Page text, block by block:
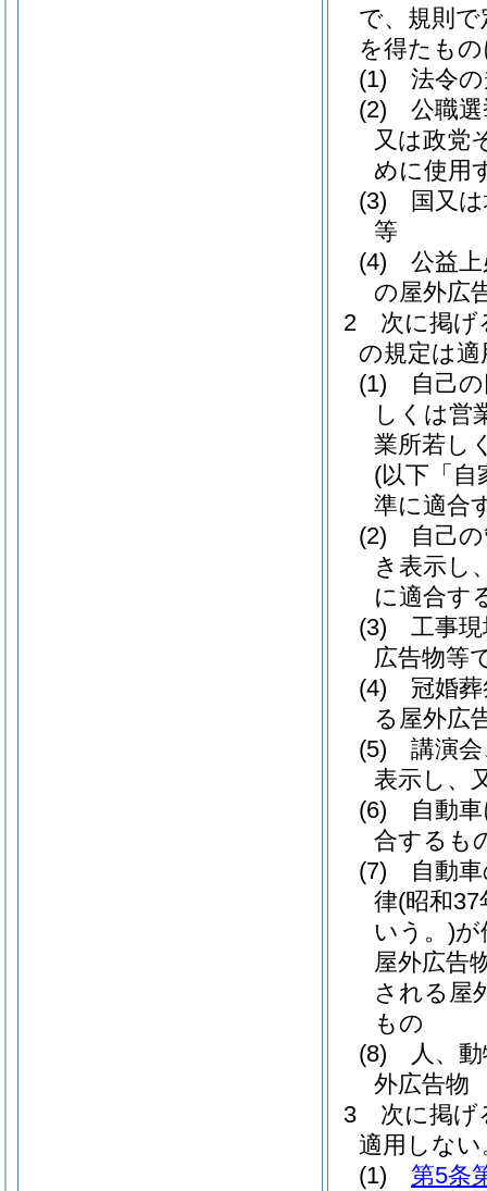
で、規則
を得たも
(1)
法令
(2)
公職
又は政党
めに使用
(3)
国又
等
(4)
公益
の屋外広
2
次に掲げ
の規定は
(1)
自己
しくは営
業所若し
(以下「自
準に適合
(2)
自己
き表示し
に適合す
(3)
工事
広告物等
(4)
冠婚
る屋外広
(5)
講演
表示し、
(6)
自動
合するも
(7)
自動
律(昭和37
いう。)が
屋外広告
される屋
もの
(8)
人、
外広告物
3
次に掲げ
適用しない
(1)
第5条